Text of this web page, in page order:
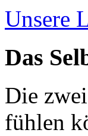
Unsere
Das
Die
fühlen